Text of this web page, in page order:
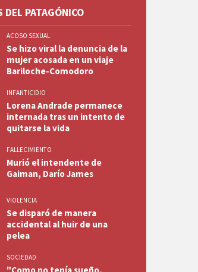
DEL PATAGÓNICO
ACOSO SEXUAL
Se hizo viral la denuncia de la
mujer acosada en un viaje
Bariloche-Comodoro
INFANTICIDIO
Lorena Andrade permanece
internada tras un intento de
quitarse la vida
FALLECIMIENTO
Murió el intendente de
Gaiman, Darío James
VIOLENCIA
Se disparó de manera
accidental al huir de una
pelea
SOCIEDAD
"Como no tenía sueño,